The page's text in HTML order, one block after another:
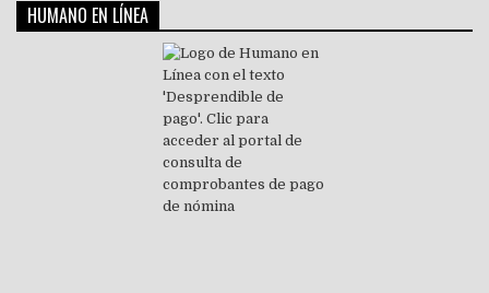
HUMANO EN LÍNEA